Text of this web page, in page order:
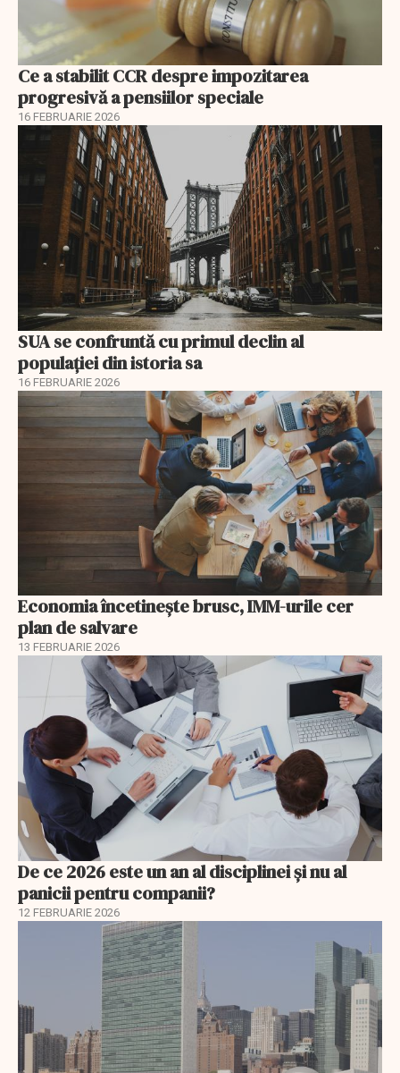
Ce a stabilit CCR despre impozitarea
progresivă a pensiilor speciale
16 FEBRUARIE 2026
SUA se confruntă cu primul declin al
populației din istoria sa
16 FEBRUARIE 2026
Economia încetinește brusc, IMM-urile cer
plan de salvare
13 FEBRUARIE 2026
De ce 2026 este un an al disciplinei și nu al
panicii pentru companii?
12 FEBRUARIE 2026